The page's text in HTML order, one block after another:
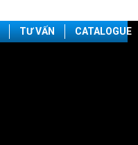
TƯ VẤN CATALOGUE